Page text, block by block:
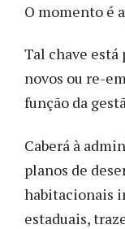
O momento é
Tal chave
novos ou re-
função da
Caberá à
planos de
habitacionais
estaduais,